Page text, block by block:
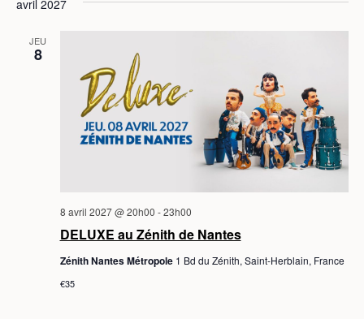
t
avril 2027
JEU
8
DELUXE au Zénith de Nantes
8 avril 2027 @ 20h00 -23h00
Zénith Nantes Métropole 1 Bd du Zénith, Saint-Herblain, France
€35